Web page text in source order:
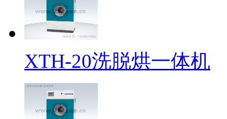
XTH-20洗脱烘一体机